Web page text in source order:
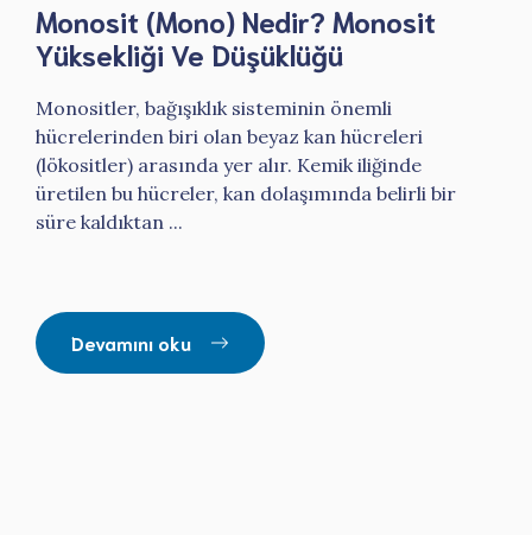
Monosit (Mono) Nedir? Monosit
Yüksekliği Ve Düşüklüğü
Monositler, bağışıklık sisteminin önemli
hücrelerinden biri olan beyaz kan hücreleri
(lökositler) arasında yer alır. Kemik iliğinde
üretilen bu hücreler, kan dolaşımında belirli bir
süre kaldıktan ...
Devamını oku